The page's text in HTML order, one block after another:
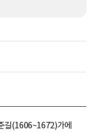
길(1606~1672)가에